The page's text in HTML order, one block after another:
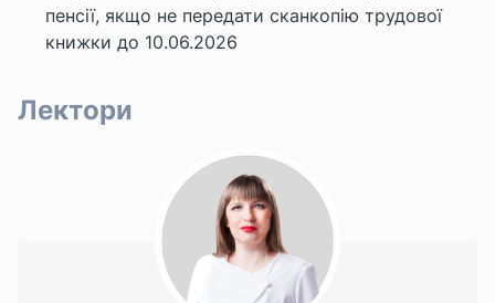
пенсії, якщо не передати сканкопію трудової
книжки до 10.06.2026
Лектори